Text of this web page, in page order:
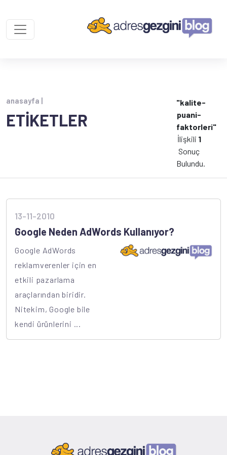
anasayfa |
ETİKETLER
"kalite-
puani-
faktorleri"
İlişkili 1
Sonuç
Bulundu.
13-11-2010
Google Neden AdWords Kullanıyor?
Google AdWords
reklamverenler için en
etkili pazarlama
araçlarından biridir.
Nitekim, Google bile
kendi ürünlerini ...